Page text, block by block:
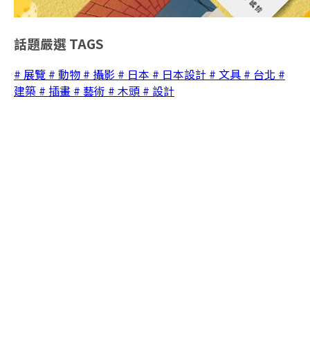
話題嚴選 TAGS
# 展覽 # 動物 # 攝影 # 日本 # 日本設計 # 文具 # 台北 #
建築 # 插畫 # 藝術 # 木頭 # 設計